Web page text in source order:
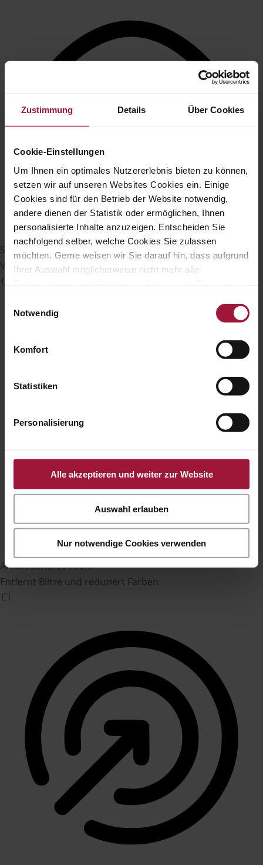
Zustimmung Details Über Cookies
Cookie-Einstellungen
Um Ihnen ein optimales Nutzererlebnis bieten zu können,
setzen wir auf unseren Websites Cookies ein. Einige
Cookies sind für den Betrieb der Website notwendig,
andere dienen der Statistik oder ermöglichen, Ihnen
personalisierte Inhalte anzuzeigen. Entscheiden Sie
nachfolgend selber, welche Cookies Sie zulassen
möchten. Gerne weisen wir Sie darauf hin, dass aufgrund
Ihrer Auswahl möglicherweise nicht mehr alle
Datenschutzerklärung und Cookie Policy.
Notwendig
Komfort
Statistiken
Personalisierung
Alle akzeptieren und weiter zur Website
Auswahl erlauben
Nur notwendige Cookies verwenden
Sehbehinderten-Modus
Verbessert die visuellen Elemente der Website
Anfallssicheres Profil
Entfernt Blitze und reduziert Farben